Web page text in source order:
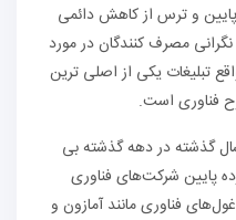
پایین و ترس از کاهش دائمی
مصرف کنندگان در مورد
تبلیغات یکی از اصلی ترین
فناوری است.
گذشته در دهه گذشته بی
پایین شرکت‌های فناوری
فناوری مانند آمازون و